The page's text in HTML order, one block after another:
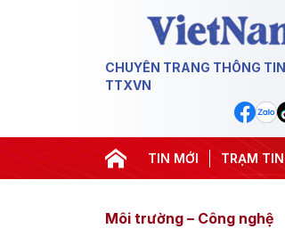
CHUYÊN TRANG THÔNG
TTXVN
TIN MỚI TRẠM
#Hội nghị Trung ương 3
Môi trường – Công nghệ